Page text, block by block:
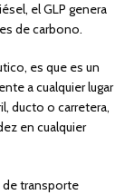
el GLP genera
de carbono.
es que es un
a cualquier lugar
ducto o carretera,
en cualquier
de transporte